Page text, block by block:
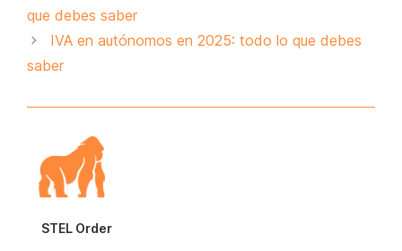
que debes saber
IVA en autónomos en 2025: todo lo que debes
saber
STEL Order